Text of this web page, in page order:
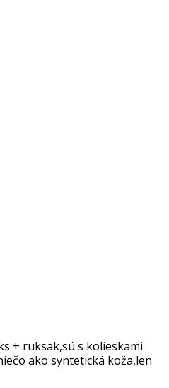
+ ruksak,sú s kolieskami
ako syntetická koža,len